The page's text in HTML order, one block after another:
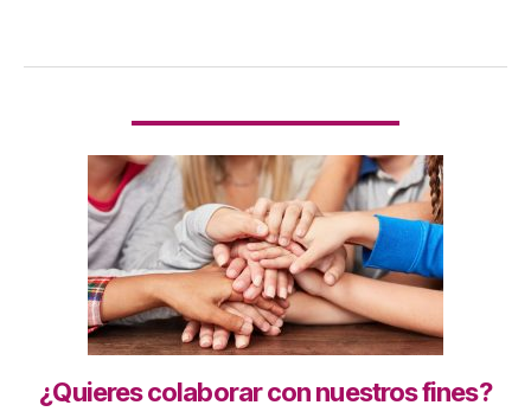
¿Quieres colaborar con nuestros fines?